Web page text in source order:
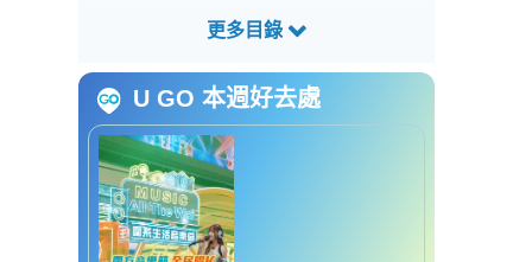
防濕身樓盤5.鑽石山站：星河明
防濕身樓盤6.啟德站：天璽‧天
防濕身樓盤7.九龍灣站：德福花
園
防濕身樓盤8.藍田站：匯景花園
U GO 本週好去處